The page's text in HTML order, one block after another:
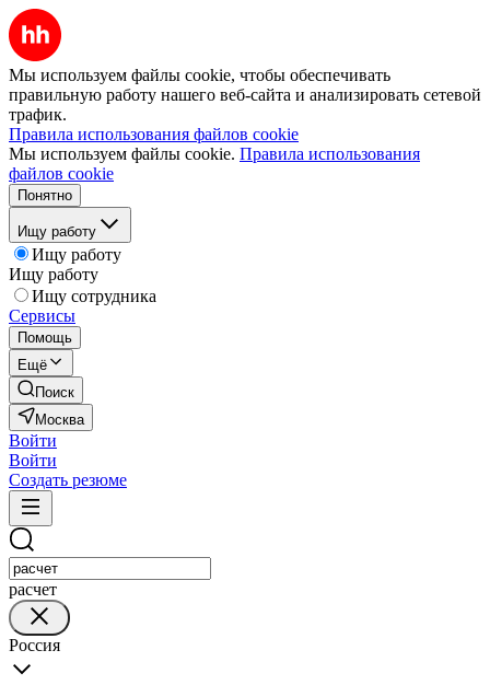
Мы используем файлы cookie, чтобы обеспечивать
правильную работу нашего веб-сайта и анализировать сетевой
трафик.
Правила использования файлов cookie
Мы используем файлы cookie. Правила использования
файлов cookie
Понятно
Ищу работу
Ищу работу
Ищу работу
Ищу сотрудника
Сервисы
Помощь
Ещё
Поиск
Москва
Войти
Войти
Создать резюме
расчет
Россия